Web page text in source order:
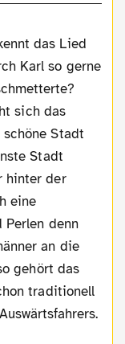
das Lied
Karl so gerne
sich das
Stadt
Stadt
hinter der
eine
Perlen denn
an die
gehört das
traditionell